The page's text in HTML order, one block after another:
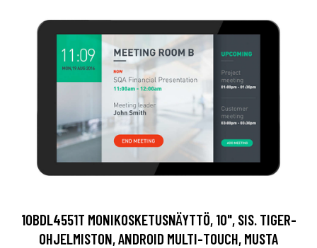
10BDL4551T MONIKOSKETUSNÄYTTÖ, 10", SIS. TIGER-
OHJELMISTON, ANDROID MULTI-TOUCH, MUSTA